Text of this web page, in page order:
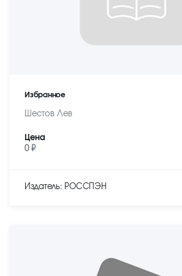
Избранное
Шестов Лев
Цена
0 ₽
Издатель: РОССПЭН